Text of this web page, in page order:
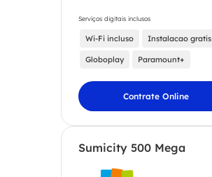
Serviços digitais inclusos
Wi-Fi incluso Instalacao gratis
Globoplay Paramount+
Contrate Online
Sumicity 500 Mega